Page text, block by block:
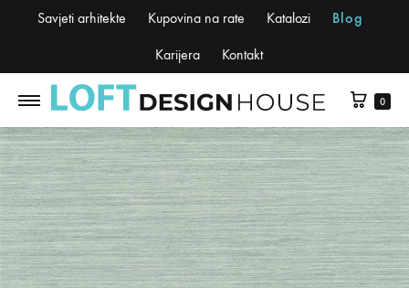
Savjeti arhitekte Kupovina na rate Katalozi Blog
Karijera Kontakt
0